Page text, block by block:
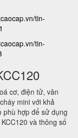
tin-
tin-
cơ, điện tử, vân
mini với khả
phù hợp để sử dụng
và thông số